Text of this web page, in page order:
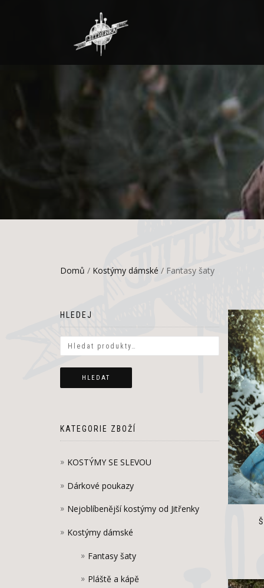
Domů / Kostýmy dámské / Fantasy šaty
HLEDEJ
HLEDAT
KATEGORIE ZBOŽÍ
KOSTÝMY SE SLEVOU
Dárkové poukazy
Nejoblíbenější kostýmy od Jitřenky
Kostýmy dámské
Fantasy šaty
Pláště a kápě